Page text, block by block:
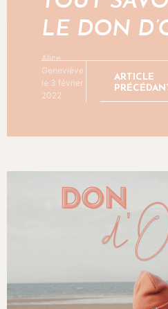
LE DON
Alice
Geneviève
le 3 février
2022
ARTICLE